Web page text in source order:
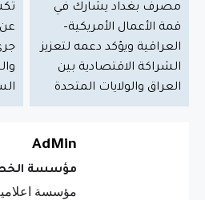
مصرف بغداد يشارك في
قمة الأعمال الأمريكية–
العراقية ويؤكد دعمه لتعزيز
الشراكة الاقتصادية بين
العراق والولايات المتحدة
AdMin
مؤسسة الخطى
مؤسسة